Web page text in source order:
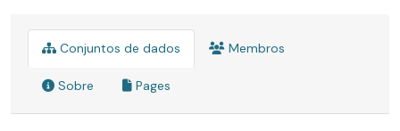
Conjuntos de dados Membros
Sobre Pages